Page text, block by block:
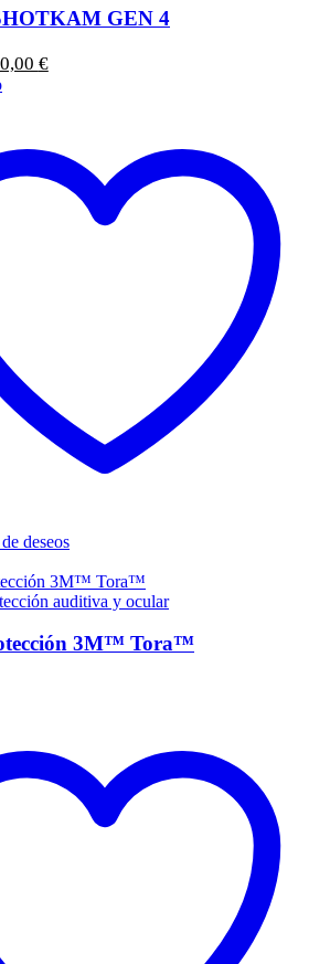
GEN 4
€El
deseos
auditiva y ocular
3M™ Tora™